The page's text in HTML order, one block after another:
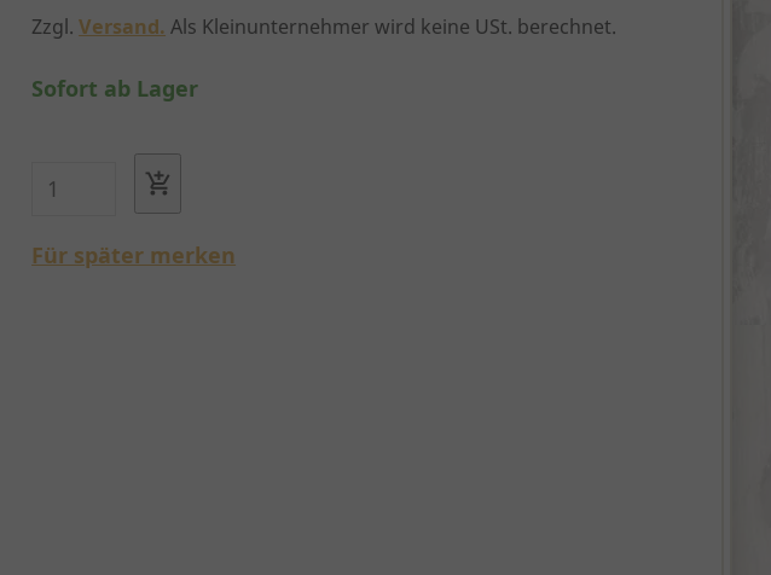
Zzgl.Versand. Als Kleinunternehmer wird keine USt. berechnet.
Sofort ab Lager
Für später merken